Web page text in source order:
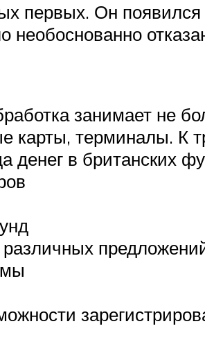
первых. Он
занимает не
карты, терминалы.
денег в британских